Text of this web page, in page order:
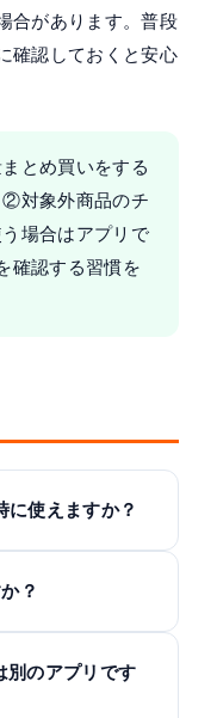
合があります。普段
確認しておくと安心
とめ買いをする
対象外商品のチ
場合はアプリで
確認する習慣を
に使えますか？
？
のアプリです